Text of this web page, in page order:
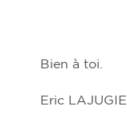
Bien à toi.
Eric LAJUGIE